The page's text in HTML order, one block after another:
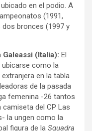
en el podio. A
(1991,
dos bronces (1997 y
Galeassi (Italia): El
ubicarse como la
en la tabla
de la pasada
femenina -26 tantos
camiseta del CP Las
la ungen como la
figura de la Squadra